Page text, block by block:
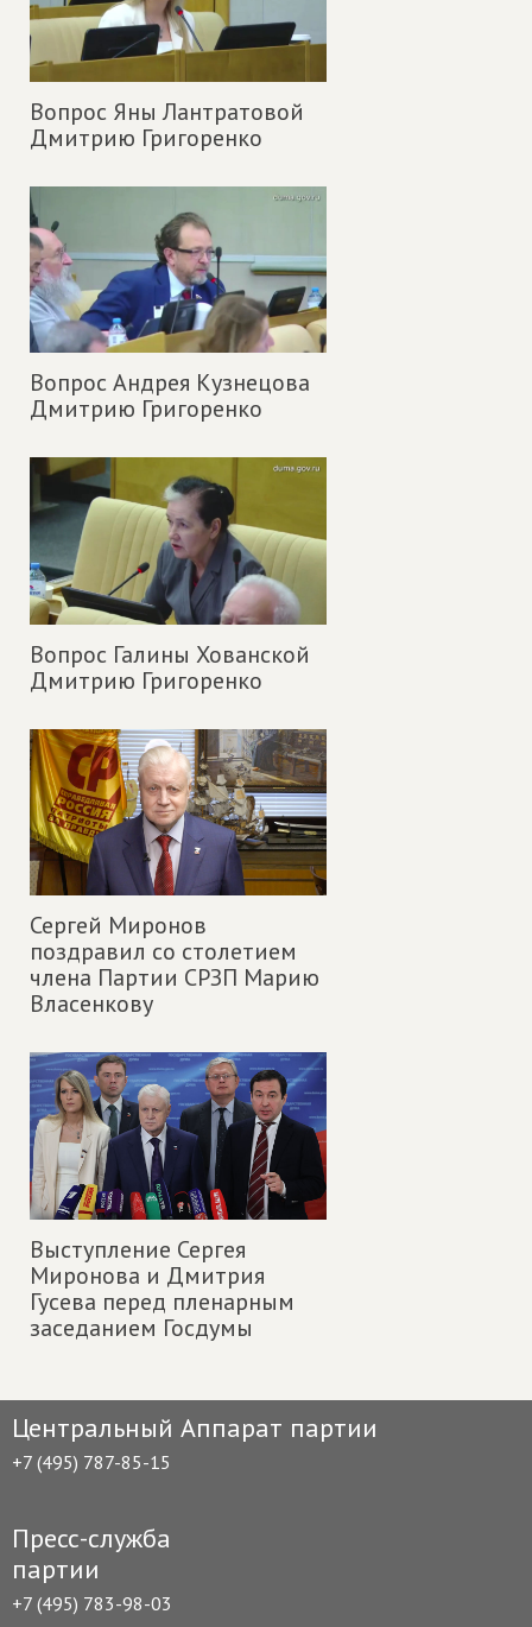
Вопрос Яны Лантратовой
Дмитрию Григоренко
Вопрос Андрея Кузнецова
Дмитрию Григоренко
Вопрос Галины Хованской
Дмитрию Григоренко
Сергей Миронов
поздравил со столетием
члена Партии СРЗП Марию
Власенкову
Выступление Сергея
Миронова и Дмитрия
Гусева перед пленарным
заседанием Госдумы
Центральный Аппарат партии
+7 (495) 787-85-15
Пресс-служба
партии
+7 (495) 783-98-03